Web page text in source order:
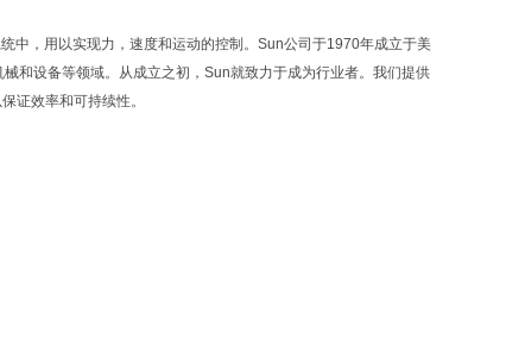
中，用以实现力，速度和运动的控制。Sun公司于1970年成立于美
和设备等领域。从成立之初，Sun就致力于成为行业者。我们提供
证效率和可持续性。